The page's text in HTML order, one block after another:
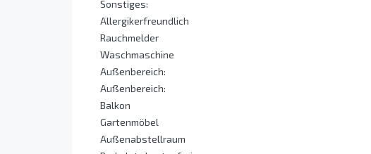
Sonstiges:
Allergikerfreundlich
Rauchmelder
Waschmaschine
Außenbereich:
Außenbereich:
Balkon
Gartenmöbel
Außenabstellraum